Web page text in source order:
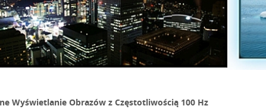
Wyświetlanie Obrazów z Częstotliwością 100 Hz